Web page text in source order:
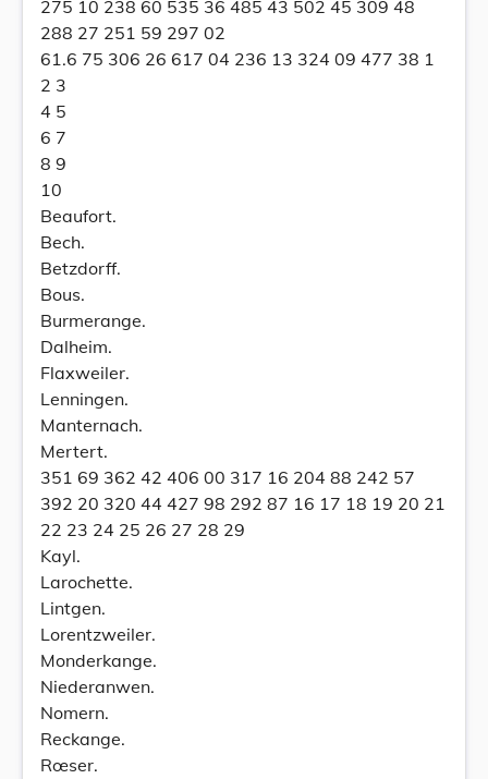
275 10 238 60 535 36 485 43 502 45 309 48
288 27 251 59 297 02
61.6 75 306 26 617 04 236 13 324 09 477 38 1
2 3
4 5
6 7
8 9
10
Beaufort.
Bech.
Betzdorff.
Bous.
Burmerange.
Dalheim.
Flaxweiler.
Lenningen.
Manternach.
Mertert.
351 69 362 42 406 00 317 16 204 88 242 57
392 20 320 44 427 98 292 87 16 17 18 19 20 21
22 23 24 25 26 27 28 29
Kayl.
Larochette.
Lintgen.
Lorentzweiler.
Monderkange.
Niederanwen.
Nomern.
Reckange.
Rœser.